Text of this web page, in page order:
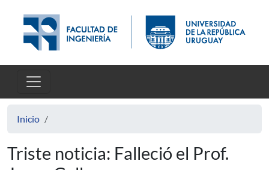
Inicio
Triste noticia: Falleció el Prof.